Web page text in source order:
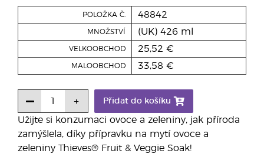
Užijte si konzumaci ovoce a zeleniny, jak příroda
zamýšlela, díky přípravku na mytí ovoce a
zeleniny Thieves® Fruit & Veggie Soak!
POLOŽKA Č. 48842
MNOŽSTVÍ (UK) 426 ml
VELKOOBCHOD 25,52 €
MALOOBCHOD 33,58 €
Přidat do košíku